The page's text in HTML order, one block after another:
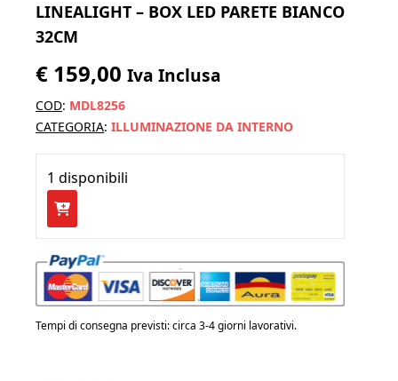
LINEALIGHT – BOX LED PARETE BIANCO
32CM
€ 159,00 Iva Inclusa
COD: MDL8256
CATEGORIA: ILLUMINAZIONE DA INTERNO
1 disponibili
LINEALIGHT
-
BOX
LED
PARETE
bianco
Tempi di consegna previsti: circa 3-4 giorni lavorativi.